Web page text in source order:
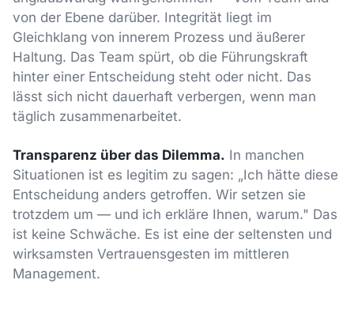
von der Ebene darüber. Integrität liegt im
Gleichklang von innerem Prozess und äußerer
Haltung. Das Team spürt, ob die Führungskraft
hinter einer Entscheidung steht oder nicht. Das
lässt sich nicht dauerhaft verbergen, wenn man
täglich zusammenarbeitet.
Transparenz über das Dilemma. In manchen
Situationen ist es legitim zu sagen: „Ich hätte diese
Entscheidung anders getroffen. Wir setzen sie
trotzdem um — und ich erkläre Ihnen, warum." Das
ist keine Schwäche. Es ist eine der seltensten und
wirksamsten Vertrauensgesten im mittleren
Management.